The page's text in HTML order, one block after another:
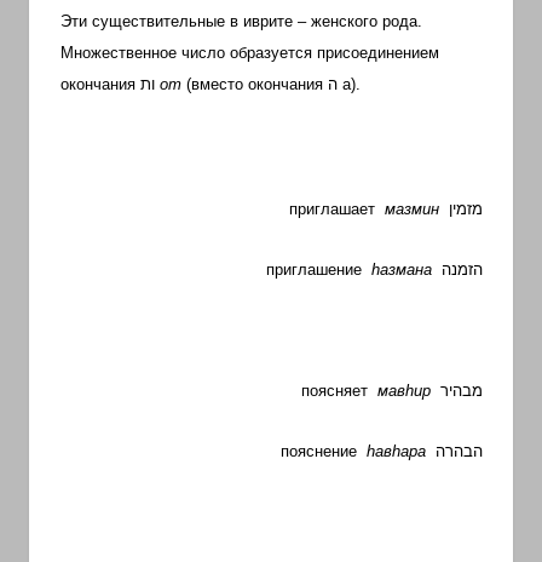
новости
переводом
Эти существительные в иврите – женского рода.
Множественное число образуется присоединением
окончания ות от (вместо окончания הа).
приглашает мазмин מזמין
приглашение hазмана הזמנה
поясняет мавhир מבהיר
пояснение hавhара הבהרה